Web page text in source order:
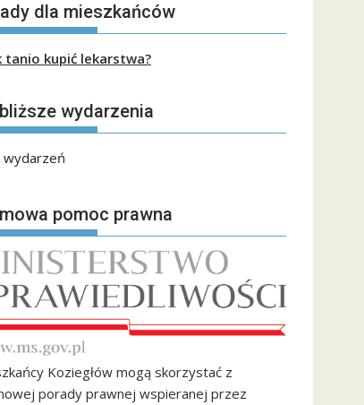
dla mieszkańców
tanio kupić lekarstwa?
wydarzenia
wydarzeń
pomoc prawna
Koziegłów mogą skorzystać z
porady prawnej wspieranej przez